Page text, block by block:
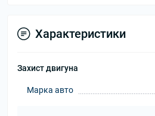
Характеристики
Захист двигуна
Марка авто